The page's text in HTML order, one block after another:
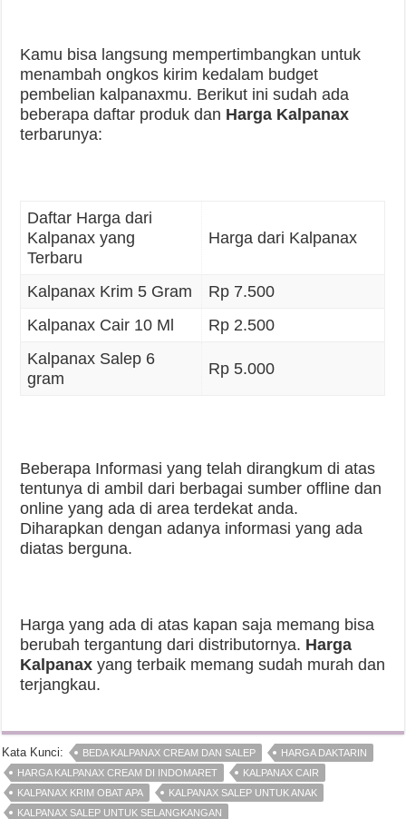
Kamu bisa langsung mempertimbangkan untuk
menambah ongkos kirim kedalam budget
pembelian kalpanaxmu. Berikut ini sudah ada
beberapa daftar produk dan Harga Kalpanax
terbarunya:
Daftar Harga dari
Kalpanax yang
Terbaru
Harga dari Kalpanax
Kalpanax Krim 5 Gram
Rp 7.500
Kalpanax Cair 10 Ml
Rp 2.500
Kalpanax Salep 6
gram
Rp 5.000
Beberapa Informasi yang telah dirangkum di atas
tentunya di ambil dari berbagai sumber offline dan
online yang ada di area terdekat anda.
Diharapkan dengan adanya informasi yang ada
diatas berguna.
Harga yang ada di atas kapan saja memang bisa
berubah tergantung dari distributornya. Harga
Kalpanaxyang terbaik memang sudah murah dan
terjangkau.
Kata Kunci: BEDA KALPANAX CREAM DAN SALEP
HARGA DAKTARIN
HARGA KALPANAX CREAM DI INDOMARET
KALPANAX CAIR
KALPANAX KRIM OBAT APA
KALPANAX SALEP UNTUK ANAK
KALPANAX SALEP UNTUK SELANGKANGAN